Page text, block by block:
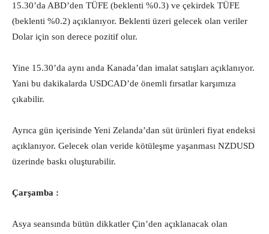
15.30’da ABD’den TÜFE (beklenti %0.3) ve çekirdek TÜFE
(beklenti %0.2) açıklanıyor. Beklenti üzeri gelecek olan veriler
Dolar için son derece pozitif olur.
Yine 15.30’da aynı anda Kanada’dan imalat satışları açıklanıyor.
Yani bu dakikalarda USDCAD’de önemli fırsatlar karşımıza
çıkabilir.
Ayrıca gün içerisinde Yeni Zelanda’dan süt ürünleri fiyat endeksi
açıklanıyor. Gelecek olan veride kötüleşme yaşanması NZDUSD
üzerinde baskı oluşturabilir.
Çarşamba :
Asya seansında bütün dikkatler Çin’den açıklanacak olan